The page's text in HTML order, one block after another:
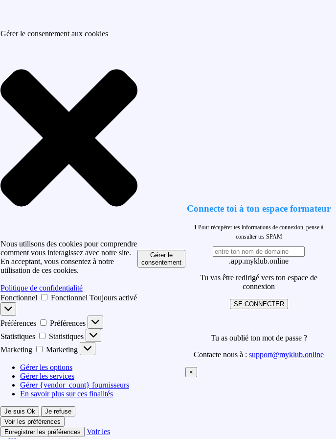
Gérer le consentement aux cookies
Nous utilisons des cookies pour comprendre
comment vous interagissez avec notre site.
En acceptant, vous consentez à notre
utilisation de ces cookies.
Politique de confidentialité
Fonctionnel
Fonctionnel Toujours activé
Préférences
Préférences
Statistiques
Statistiques
Marketing
Marketing
Gérer les options
Gérer les services
Gérer {vendor_count} fournisseurs
En savoir plus sur ces finalités
Je suis Ok
Je refuse
Voir les préférences
Enregistrer les préférences
Voir les
Gérer le
consentement
Connecte toi à ton espace formateur
❗ Pour récupérer tes informations de connexion, pense à
consulter tes SPAM
.app.myklub.online
Tu vas être redirigé vers ton espace de
connexion
SE CONNECTER
Tu as oublié ton mot de passe ?
Contacte nous à : support@myklub.online
×